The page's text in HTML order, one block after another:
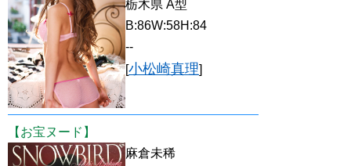
栃木県 A型
B:86W:58H:84
--
[小松崎真理]
【お宝ヌード】
麻倉未稀